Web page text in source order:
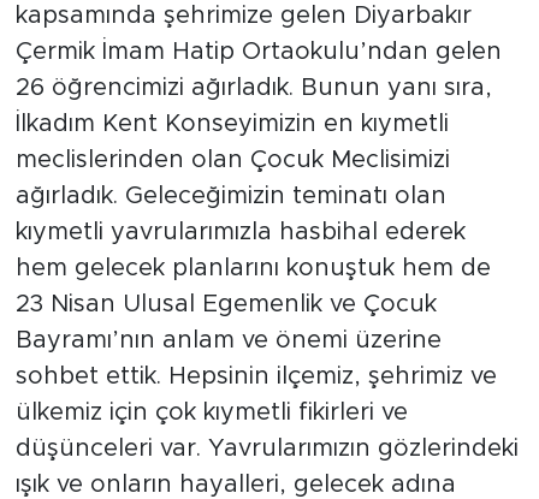
kapsamında şehrimize gelen Diyarbakır
Çermik İmam Hatip Ortaokulu’ndan gelen
26 öğrencimizi ağırladık. Bunun yanı sıra,
İlkadım Kent Konseyimizin en kıymetli
meclislerinden olan Çocuk Meclisimizi
ağırladık. Geleceğimizin teminatı olan
kıymetli yavrularımızla hasbihal ederek
hem gelecek planlarını konuştuk hem de
23 Nisan Ulusal Egemenlik ve Çocuk
Bayramı’nın anlam ve önemi üzerine
sohbet ettik. Hepsinin ilçemiz, şehrimiz ve
ülkemiz için çok kıymetli fikirleri ve
düşünceleri var. Yavrularımızın gözlerindeki
ışık ve onların hayalleri, gelecek adına